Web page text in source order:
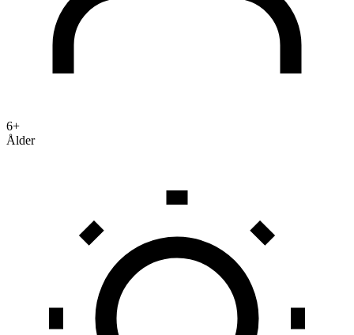
6+
Ålder